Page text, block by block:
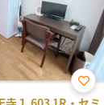
お気